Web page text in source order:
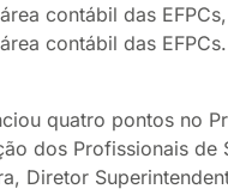
contábil das
contábil das EFPCs.
quatro pontos no
dos Profissionais
Diretor